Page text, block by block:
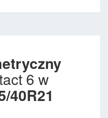
6 w
40R21